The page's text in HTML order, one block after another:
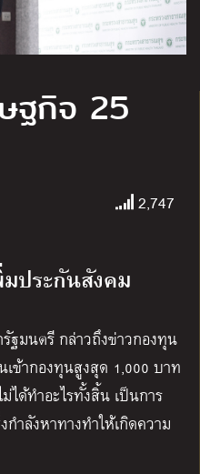
ฐกิจ 25
2,747
มประกันสังคม
ฐมนตรี กล่าวถึงข่าวกองทุน
เข้ากองทุนสูงสุด 1,000 บาท
ได้ทำอะไรทั้งสิ้น เป็นการ
ำลังหาทางทำให้เกิดความ